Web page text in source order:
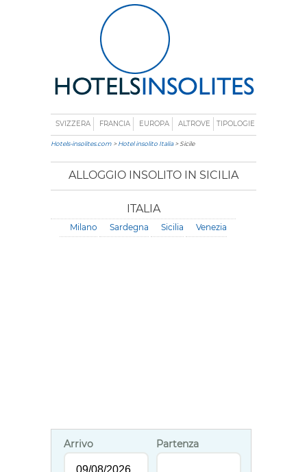
SVIZZERA FRANCIA EUROPA ALTROVE TIPOLOGIE
Hotels-insolites.com >Hotel insolito Italia> Sicile
ALLOGGIO INSOLITO IN SICILIA
ITALIA
Milano Sardegna Sicilia Venezia
Arrivo Partenza